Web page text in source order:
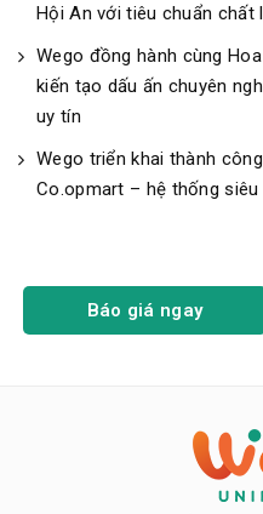
Hội An với tiêu chuẩn chất
Wego đồng hành cùng
kiến tạo dấu ấn chuyên
uy tín
Wego triển khai thành
Co.opmart – hệ thống
Báo giá ngay